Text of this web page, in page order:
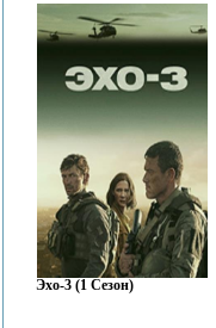
Эхо-3 (1 Сезон)